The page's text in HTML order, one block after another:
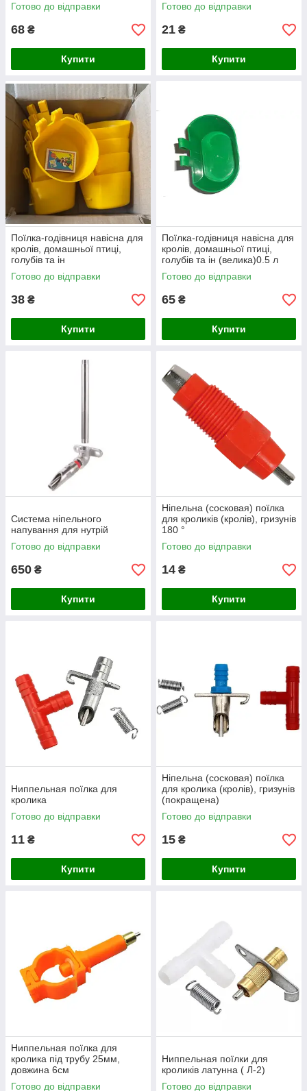
Готово до відправки
68 ₴
Купити
Готово до відправки
21 ₴
Купити
Поїлка-годівниця навісна для
кролів, домашньої птиці,
голубів та ін
Готово до відправки
38 ₴
Купити
Поїлка-годівниця навісна для
кролів, домашньої птиці,
голубів та ін (велика)0.5 л
Готово до відправки
65 ₴
Купити
Система ніпельного
напування для нутрій
Готово до відправки
650 ₴
Купити
Ніпельна (сосковая) поїлка
для кроликів (кролів), гризунів
180 °
Готово до відправки
14 ₴
Купити
Ниппельная поїлка для
кролика
Готово до відправки
11 ₴
Купити
Ніпельна (сосковая) поїлка
для кролика (кролів), гризунів
(покращена)
Готово до відправки
15 ₴
Купити
Ниппельная поїлка для
кролика під трубу 25мм,
довжина 6см
Готово до відправки
Ниппельная поїлки для
кроликів латунна ( Л-2)
Готово до відправки